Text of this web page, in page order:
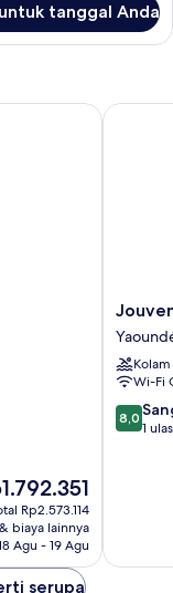
tanggal Anda
Rp2.573.114
biaya lainnya
Agu - 19 Agu
Hôtel
Wi-Fi
8.0
dari
8,0
1
serupa